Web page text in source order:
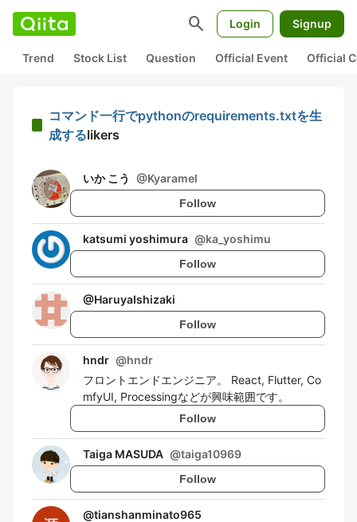
search Login Signup
Trend Stock List Question Official Event Official
コマンド一行でpythonのrequirements.txtを生
成するlikers
いか こう @Kyaramel
Follow
katsumi yoshimura @ka_yoshimu
Follow
@HaruyaIshizaki
Follow
hndr @hndr
フロントエンドエンジニア。 React, Flutter, Co
mfyUI, Processingなどが興味範囲です。
Follow
Taiga MASUDA @taiga10969
Follow
@tianshanminato965